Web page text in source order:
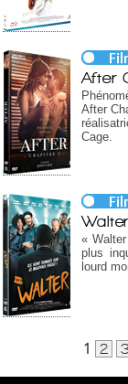
After
After
Cage.
Walter
«
plus
lourd
1 2 3